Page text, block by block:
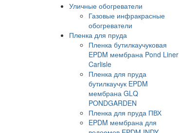
Уличные обогреватели
Газовые инфракрасные
обогреватели
Пленка для пруда
Пленка бутилкаучуковая
EPDM мембрана Pond Liner
Carlisle
Пленка для пруда
бутилкаучук EPDM
мембрана GLQ
PONDGARDEN
Пленка для пруда ПВХ
EPDM мембрана для